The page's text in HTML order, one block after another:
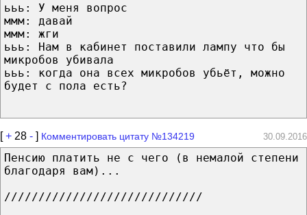
ььь: У меня вопрос
ммм: давай
ммм: жги
ььь: Нам в кабинет поставили лампу что бы
микробов убивала
ььь: когда она всех микробов убьёт, можно
будет с пола есть?
[+ 28 - ] Комментировать цитату №134219 30.09.2016
Пенсию платить не с чего (в немалой степени
благодаря вам)...
/////////////////////////////